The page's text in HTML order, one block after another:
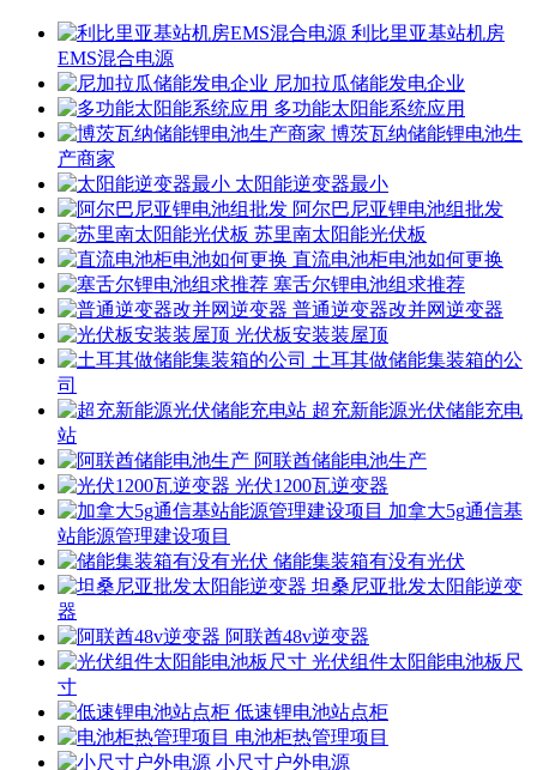
利比里亚基站机房
EMS混合电源
尼加拉瓜储能发电企业
多功能太阳能系统应用
博茨瓦纳储能锂电池生
产商家
太阳能逆变器最小
阿尔巴尼亚锂电池组批发
苏里南太阳能光伏板
直流电池柜电池如何更换
塞舌尔锂电池组求推荐
普通逆变器改并网逆变器
光伏板安装装屋顶
土耳其做储能集装箱的公
司
超充新能源光伏储能充电
站
阿联酋储能电池生产
光伏1200瓦逆变器
加拿大5g通信基
站能源管理建设项目
储能集装箱有没有光伏
坦桑尼亚批发太阳能逆变
器
阿联酋48v逆变器
光伏组件太阳能电池板尺
寸
低速锂电池站点柜
电池柜热管理项目
小尺寸户外电源